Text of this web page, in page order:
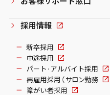
採用情報
新卒採用
中途採用
パート·アルバイト採用
再雇用採用（ サロン勤務
障がい者採用